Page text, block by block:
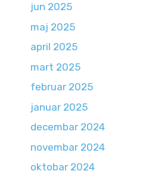
jun 2025
maj 2025
april 2025
mart 2025
februar 2025
januar 2025
decembar 2024
novembar 2024
oktobar 2024